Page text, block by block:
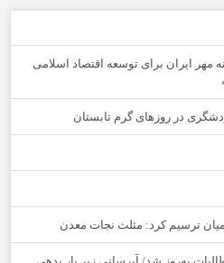
ایران برای توسعه اقتصاد اسلامی
در روزهای گرم تابستان
ترسیم کرد: مثلث نجات معدن